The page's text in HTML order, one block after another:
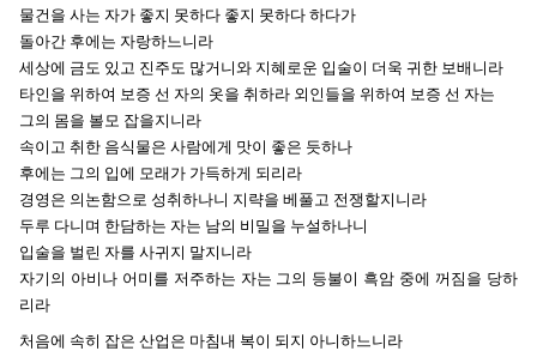
물건을 사는 자가 좋지 못하다 좋지 못하다 하다가
돌아간 후에는 자랑하느니라
세상에 금도 있고 진주도 많거니와 지혜로운 입술이 더욱 귀한 보배니라
타인을 위하여 보증 선 자의 옷을 취하라 외인들을 위하여 보증 선 자는
그의 몸을 볼모 잡을지니라
속이고 취한 음식물은 사람에게 맛이 좋은 듯하나
후에는 그의 입에 모래가 가득하게 되리라
경영은 의논함으로 성취하나니 지략을 베풀고 전쟁할지니라
두루 다니며 한담하는 자는 남의 비밀을 누설하나니
입술을 벌린 자를 사귀지 말지니라
자기의 아비나 어미를 저주하는 자는 그의 등불이 흑암 중에 꺼짐을 당하
리라
처음에 속히 잡은 산업은 마침내 복이 되지 아니하느니라